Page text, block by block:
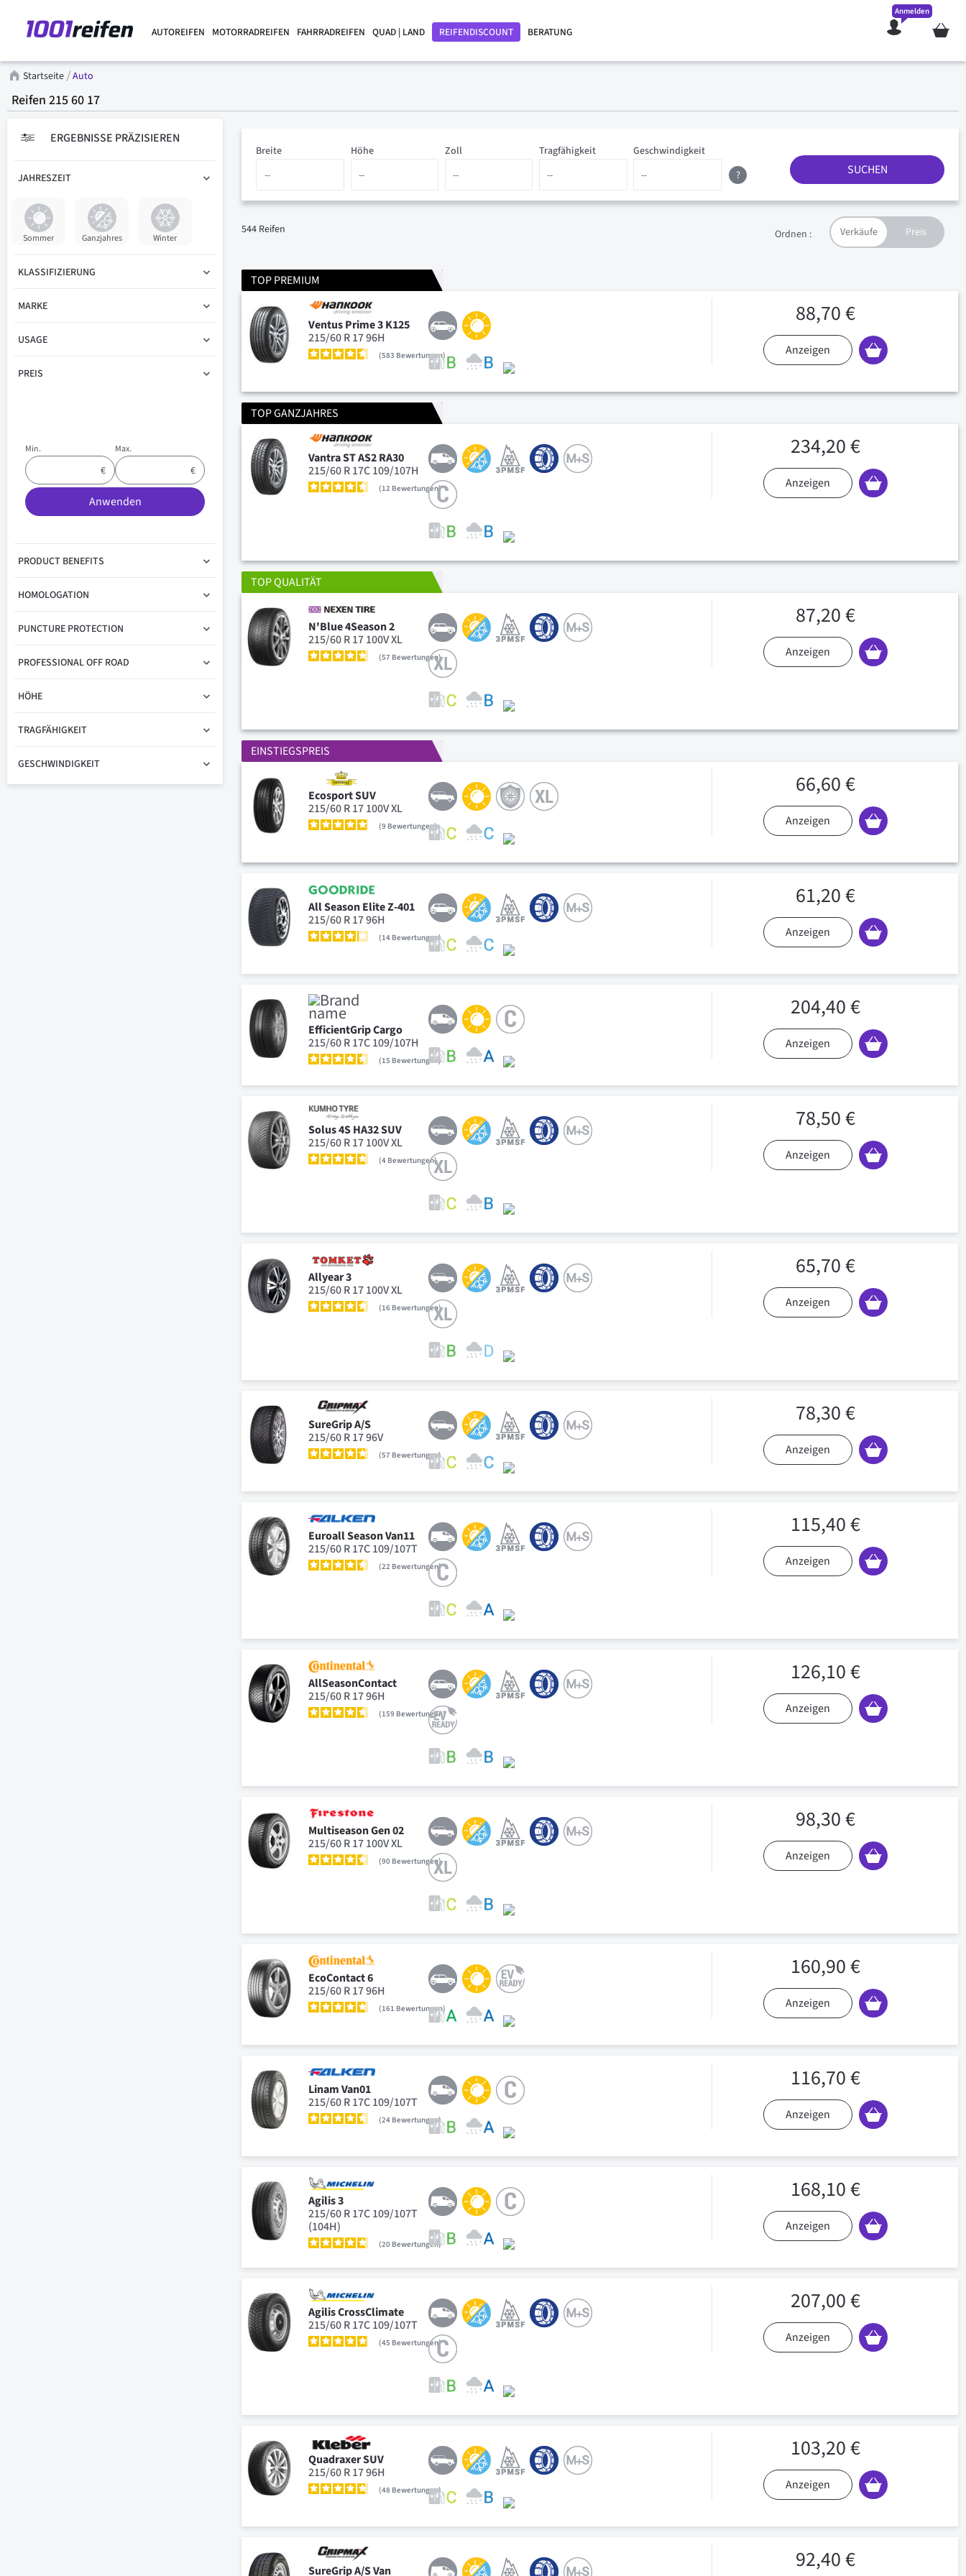
AUTOREIFEN MOTORRADREIFEN FAHRRADREIFEN QUAD | LAND REIFENDISCOUNT BERATUNG Mein
Anmelden
Startseite Auto
Reifen 215 60 17
Zoll
Höhe Tragfähigkeit Geschwindigkeit
Breite
?
SUCHEN
544 Reifen Ordnen :
TOP PREMIUM
Ventus Prime 3 K125
215/60 R 17 96H
583 Bewertungen
88,70 €
Anzeigen
TOP GANZJAHRES
Vantra ST AS2 RA30
215/60 R 17C 109/107H
12 Bewertungen
234,20 €
Anzeigen
TOP QUALITÄT
N'Blue 4Season 2
215/60 R 17 100V XL
57 Bewertungen
87,20 €
Anzeigen
EINSTIEGSPREIS
Ecosport SUV
215/60 R 17 100V XL
9 Bewertungen
66,60 €
Anzeigen
All Season Elite Z-401
215/60 R 17 96H
14 Bewertungen
61,20 €
Anzeigen
EfficientGrip Cargo
215/60 R 17C 109/107H
15 Bewertungen
204,40 €
Anzeigen
Solus 4S HA32 SUV
215/60 R 17 100V XL
4 Bewertungen
78,50 €
Anzeigen
Allyear 3
215/60 R 17 100V XL
16 Bewertungen
65,70 €
Anzeigen
SureGrip A/S
215/60 R 17 96V
57 Bewertungen
78,30 €
Anzeigen
Euroall Season Van11
215/60 R 17C 109/107T
22 Bewertungen
115,40 €
Anzeigen
AllSeasonContact
215/60 R 17 96H
159 Bewertungen
126,10 €
Anzeigen
Multiseason Gen 02
215/60 R 17 100V XL
90 Bewertungen
98,30 €
Anzeigen
EcoContact 6
215/60 R 17 96H
161 Bewertungen
160,90 €
Anzeigen
Linam Van01
215/60 R 17C 109/107T
24 Bewertungen
116,70 €
Anzeigen
Agilis 3
215/60 R 17C 109/107T
(104H)
20 Bewertungen
168,10 €
Anzeigen
Agilis CrossClimate
215/60 R 17C 109/107T
45 Bewertungen
207,00 €
Anzeigen
Quadraxer SUV
215/60 R 17 96H
48 Bewertungen
103,20 €
Anzeigen
SureGrip A/S Van
92,40 €
ERGEBNISSE PRÄZISIEREN
JAHRESZEIT
Sommer Ganzjahres Winter
KLASSIFIZIERUNG
MARKE
USAGE
PREIS
Min. Max.
Anwenden
PRODUCT BENEFITS
HOMOLOGATION
PUNCTURE PROTECTION
PROFESSIONAL OFF ROAD
HÖHE
TRAGFÄHIGKEIT
GESCHWINDIGKEIT